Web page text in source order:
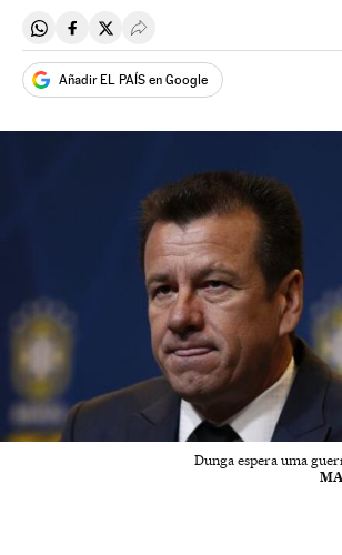
Compartir en Whatsapp
Compartir en Facebook
Compartir en Twitter
Desplegar Redes Sociales
Añadir EL PAÍS en Google
Dunga espera uma